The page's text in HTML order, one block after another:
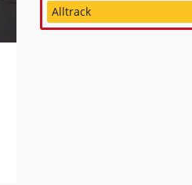
Alltrack